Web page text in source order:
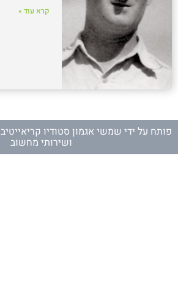
קרא עוד »
פותח על ידי שמשי אגמון סטודיו קריאייטיב
ושירותי מחשוב